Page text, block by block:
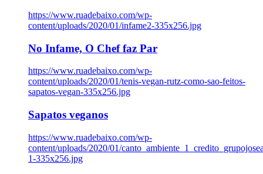
https://www.ruadebaixo.com/wp-
content/uploads/2020/01/infame2-335x256.jpg
No Infame, O Chef faz Par
https://www.ruadebaixo.com/wp-
content/uploads/2020/01/tenis-vegan-rutz-como-sao-feitos-
sapatos-vegan-335x256.jpg
Sapatos veganos
https://www.ruadebaixo.com/wp-
content/uploads/2020/01/
1-335x256.jpg